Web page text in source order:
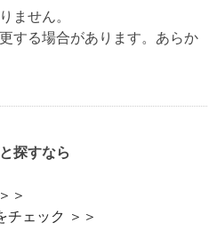
ません。
する場合があります。あらか
探すなら
＞
チェック ＞＞